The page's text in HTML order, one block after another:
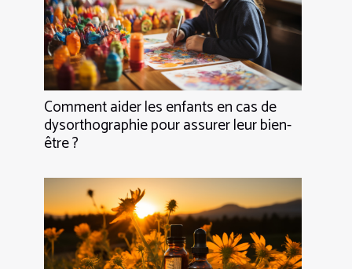
Comment aider les enfants en cas de
dysorthographie pour assurer leur bien-
être ?